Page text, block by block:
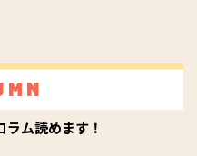
ム読めます！